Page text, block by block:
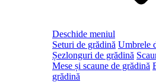
Deschide meniul
Seturi de grădină Umbrele
Șezlonguri de grădină
Mese și scaune de grădină
grădină